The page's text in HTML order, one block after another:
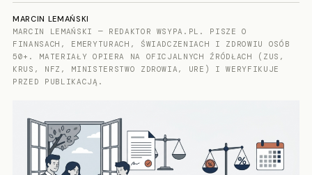
MARCIN LEMAŃSKI
MARCIN LEMAŃSKI — REDAKTOR WSYPA.PL. PISZE O
FINANSACH, EMERYTURACH, ŚWIADCZENIACH I ZDROWIU OSÓB
50+. MATERIAŁY OPIERA NA OFICJALNYCH ŹRÓDŁACH (ZUS,
KRUS, NFZ, MINISTERSTWO ZDROWIA, URE) I WERYFIKUJE
PRZED PUBLIKACJĄ.